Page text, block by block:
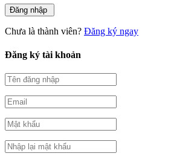
Chưa là thành viên? Đăng ký ngay
Đăng ký tài khoản